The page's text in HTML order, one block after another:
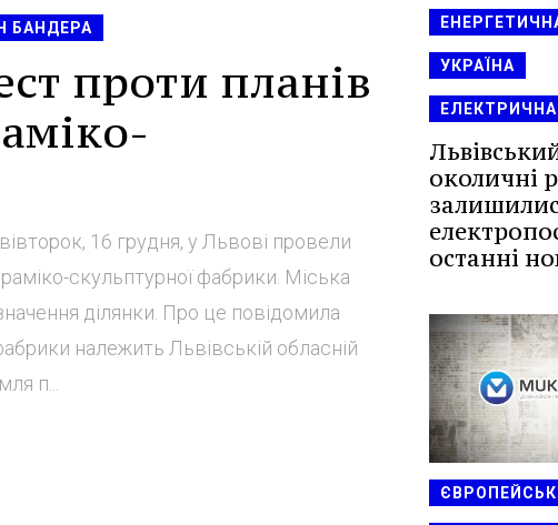
БАНДЕРА
проти планів
16 грудня, у Львові провели
скульптурної фабрики. Міська
ділянки. Про це повідомила
належить Львівській обласній
п...
УКРАЇНА
ЕЛЕКТРИЧНА
околичні
останні